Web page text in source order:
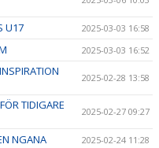
U17 2025-03-03 16:58
2025-03-03 16:52
2025-02-28 13:58
TIDIGARE
2025-02-27 09:27
NGANA 2025-02-24 11:28